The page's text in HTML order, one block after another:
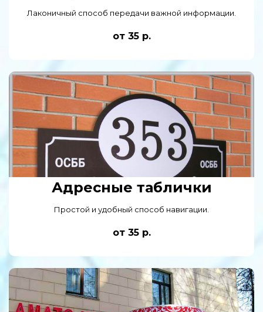
Лаконичный способ передачи важной информации.
от 35 р.
Адресные таблички
Простой и удобный способ навигации.
от 35 р.